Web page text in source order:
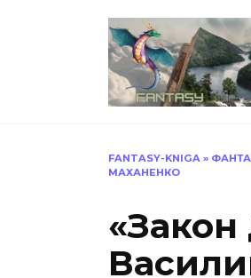
FANTASY-KNIGA »
МАХАНЕНКО